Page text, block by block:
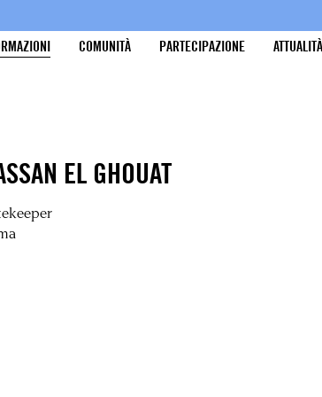
COMUNITÀ PARTECIPAZIONE ATTUALITÀ
EL GHOUAT